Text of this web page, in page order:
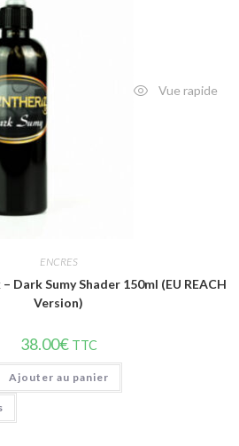
Vue rapide
ENCRES
Dark Sumy Shader 150ml (EU REACH
Version)
38.00€ TTC
Ajouter au panier